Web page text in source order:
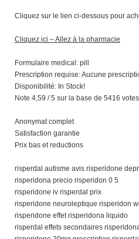
Cliquez sur le lien ci-dessous pour
Cliquez ici – Allez à la pharmacie
Formulaire medical: pill
Prescription requise: Aucune
Disponibilité: In Stock!
Note 4,59 / 5 sur la base de 5416
Anonymat complet
Satisfaction garantie
Prix bas et reductions
risperdal autisme avis risperidone
risperidona precio risperidon 0 5
risperidone iv risperdal prix
risperidone neuroleptique risperidon
risperidone effet risperidona liquido
risperdal effets secondaires